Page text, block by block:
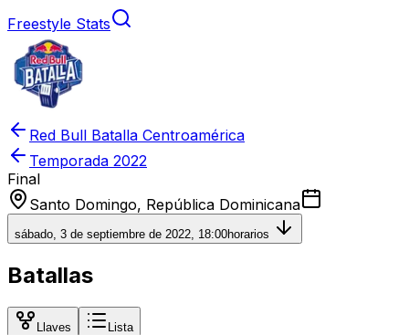
Freestyle Stats
Red Bull Batalla Centroamérica
Temporada 2022
Final
Santo Domingo, República Dominicana
sábado, 3 de septiembre de 2022, 18:00horarios
Batallas
Llaves Lista